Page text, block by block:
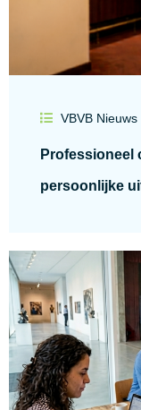
VBVB Nieuws
Professioneel
persoonlijke